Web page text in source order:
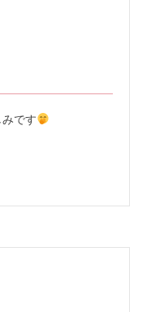
です